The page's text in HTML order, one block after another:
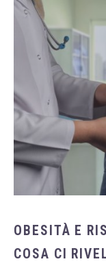
OBESITÀ E
COSA CI